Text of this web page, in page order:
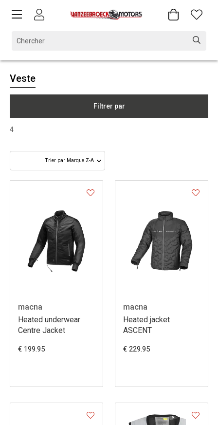
Veste
Filtrer par
4
macna
Heated underwear
Centre Jacket
€ 199.95
macna
Heated jacket
ASCENT
€ 229.95